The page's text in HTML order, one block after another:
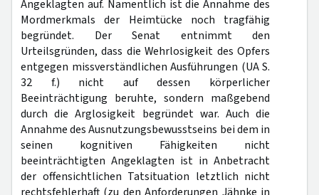
Angeklagten auf. Namentlich ist die Annahme des
Mordmerkmals der Heimtücke noch tragfähig
begründet. Der Senat entnimmt den
Urteilsgründen, dass die Wehrlosigkeit des Opfers
entgegen missverständlichen Ausführungen (UA S.
32 f.) nicht auf dessen körperlicher
Beeinträchtigung beruhte, sondern maßgebend
durch die Arglosigkeit begründet war. Auch die
Annahme des Ausnutzungsbewusstseins bei dem in
seinen kognitiven Fähigkeiten nicht
beeinträchtigten Angeklagten ist in Anbetracht
der offensichtlichen Tatsituation letztlich nicht